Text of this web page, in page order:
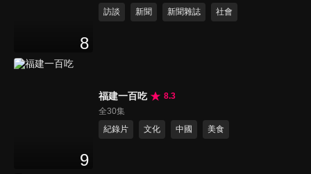
8
訪談
新聞 新聞雜誌 社會
9
福建一百吃
8.3
全30集
紀錄片
文化 中國 美食